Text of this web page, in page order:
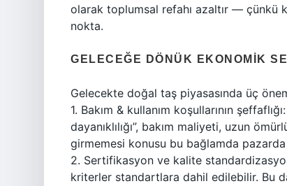
olarak toplumsal refahı azaltır — çünkü
nokta.
GELECEĞE DÖNÜK EKONOMIK
Gelecekte doğal taş piyasasında üç
1. Bakım & kullanım koşullarının
dayanıklılığı”, bakım maliyeti, uzun
girmemesi konusu bu bağlamda
2. Sertifikasyon ve kalite
kriterler standartlara dahil edilebilir. Bu